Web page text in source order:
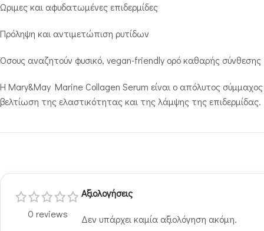
Ώριμες και αφυδατωμένες επιδερμίδες
Πρόληψη και αντιμετώπιση ρυτίδων
Όσους αναζητούν φυσικό, vegan-friendly ορό καθαρής σύνθεσης
Η Mary&May Marine Collagen Serum είναι ο απόλυτος
βελτίωση της ελαστικότητας και της λάμψης της επιδερμίδας.
0 reviews
Αξιολογήσεις
Δεν υπάρχει καμία αξιολόγηση ακόμη.